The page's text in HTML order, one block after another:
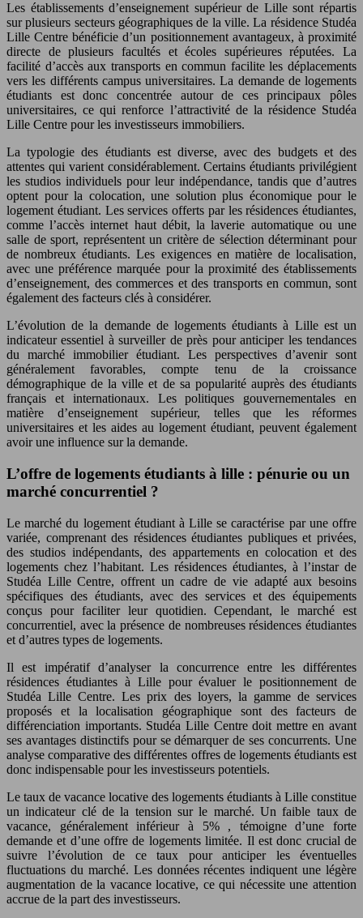
Les établissements d’enseignement supérieur de Lille sont répartis
sur plusieurs secteurs géographiques de la ville. La résidence Studéa
Lille Centre bénéficie d’un positionnement avantageux, à proximité
directe de plusieurs facultés et écoles supérieures réputées. La
facilité d’accès aux transports en commun facilite les déplacements
vers les différents campus universitaires. La demande de logements
étudiants est donc concentrée autour de ces principaux pôles
universitaires, ce qui renforce l’attractivité de la résidence Studéa
Lille Centre pour les investisseurs immobiliers.
La typologie des étudiants est diverse, avec des budgets et des
attentes qui varient considérablement. Certains étudiants privilégient
les studios individuels pour leur indépendance, tandis que d’autres
optent pour la colocation, une solution plus économique pour le
logement étudiant. Les services offerts par les résidences étudiantes,
comme l’accès internet haut débit, la laverie automatique ou une
salle de sport, représentent un critère de sélection déterminant pour
de nombreux étudiants. Les exigences en matière de localisation,
avec une préférence marquée pour la proximité des établissements
d’enseignement, des commerces et des transports en commun, sont
également des facteurs clés à considérer.
L’évolution de la demande de logements étudiants à Lille est un
indicateur essentiel à surveiller de près pour anticiper les tendances
du marché immobilier étudiant. Les perspectives d’avenir sont
généralement favorables, compte tenu de la croissance
démographique de la ville et de sa popularité auprès des étudiants
français et internationaux. Les politiques gouvernementales en
matière d’enseignement supérieur, telles que les réformes
universitaires et les aides au logement étudiant, peuvent également
avoir une influence sur la demande.
L’offre de logements étudiants à lille : pénurie ou un
marché concurrentiel ?
Le marché du logement étudiant à Lille se caractérise par une offre
variée, comprenant des résidences étudiantes publiques et privées,
des studios indépendants, des appartements en colocation et des
logements chez l’habitant. Les résidences étudiantes, à l’instar de
Studéa Lille Centre, offrent un cadre de vie adapté aux besoins
spécifiques des étudiants, avec des services et des équipements
conçus pour faciliter leur quotidien. Cependant, le marché est
concurrentiel, avec la présence de nombreuses résidences étudiantes
et d’autres types de logements.
Il est impératif d’analyser la concurrence entre les différentes
résidences étudiantes à Lille pour évaluer le positionnement de
Studéa Lille Centre. Les prix des loyers, la gamme de services
proposés et la localisation géographique sont des facteurs de
différenciation importants. Studéa Lille Centre doit mettre en avant
ses avantages distinctifs pour se démarquer de ses concurrents. Une
analyse comparative des différentes offres de logements étudiants est
donc indispensable pour les investisseurs potentiels.
Le taux de vacance locative des logements étudiants à Lille constitue
un indicateur clé de la tension sur le marché. Un faible taux de
vacance, généralement inférieur à 5% , témoigne d’une forte
demande et d’une offre de logements limitée. Il est donc crucial de
suivre l’évolution de ce taux pour anticiper les éventuelles
fluctuations du marché. Les données récentes indiquent une légère
augmentation de la vacance locative, ce qui nécessite une attention
accrue de la part des investisseurs.